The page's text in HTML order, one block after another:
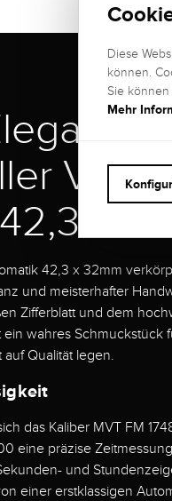
-
x
42,3 x 32mm
und meisterhafter
Zifferblatt und dem
wahres Schmuckstück
Qualität legen.
das Kaliber MVT FM
eine präzise
und
einer erstklassigen
Diese
können.
Sie können
Mehr